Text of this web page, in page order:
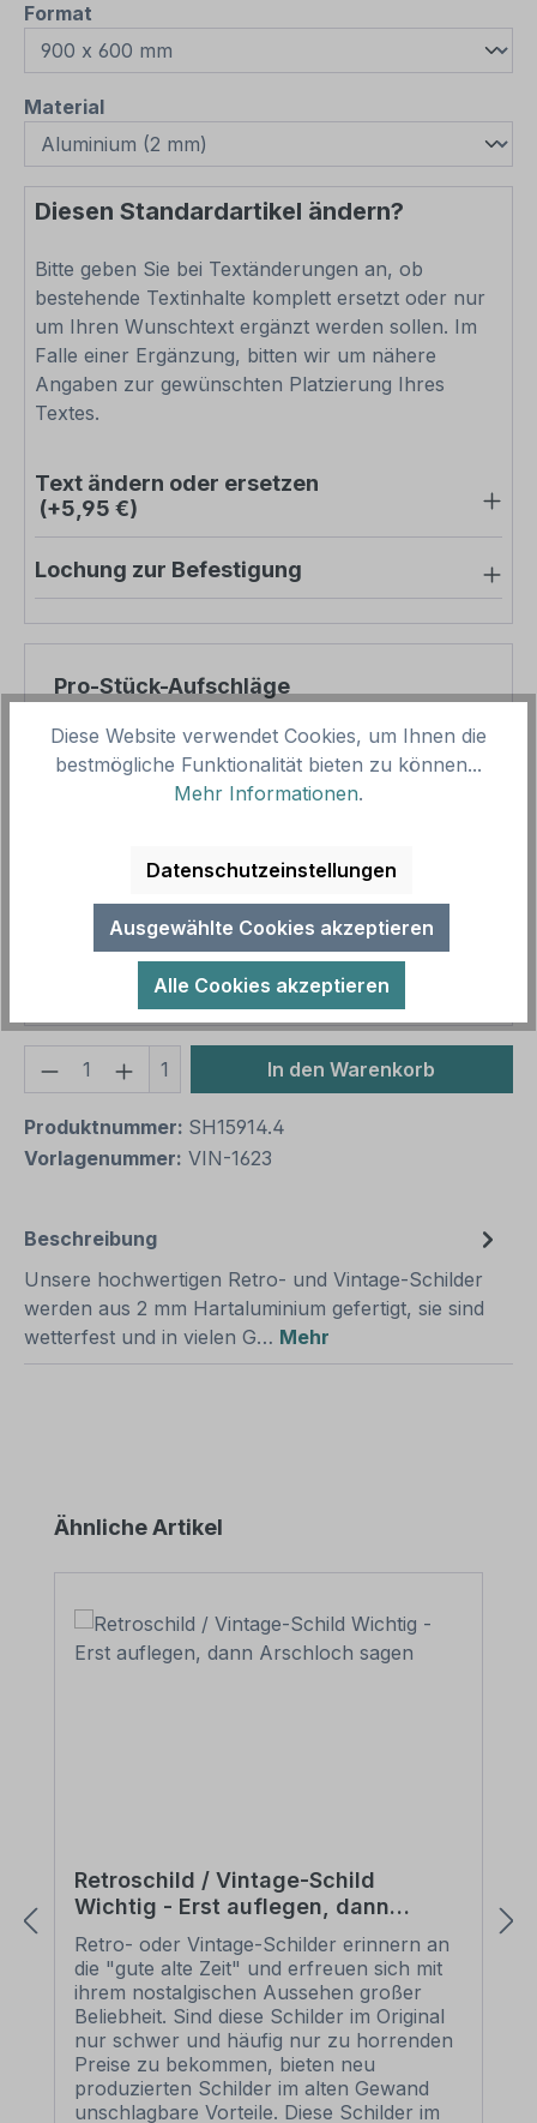
Format
Materialauswählen
Diesen Standardartikel ändern?
Bitte geben Sie bei Textänderungen an, ob
bestehende Textinhalte komplett ersetzt oder nur
um Ihren Wunschtext ergänzt werden sollen. Im
Falle einer Ergänzung, bitten wir um nähere
Angaben zur gewünschten Platzierung Ihres
Textes.
Text ändern oder ersetzen
(+5,95 €)
Lochung zur Befestigung
Pro-Stück-Aufschläge
Produktpreis
93,06 €
Zwischensumme
Gesamtpreis
93,06 €
Preise inkl. MwSt. zzgl. Versandkosten
Aufgrund von Neuberechnungen im Warenkorb sind
abweichende Endpreise möglich.
Produkt Anzahl: Gib den
1 In den Warenkorb
Produktnummer: SH15914.4
Vorlagenummer: VIN-1623
Beschreibung
Unsere hochwertigen Retro- und Vintage-Schilder
werden aus 2 mm Hartaluminium gefertigt, sie sind
wetterfest und in vielen G… Mehr
Produktgalerie überspringen
Ähnliche Artikel
Retroschild / Vintage-Schild
Wichtig - Erst auflegen, dann
Arschloch sagen
Retro- oder Vintage-Schilder erinnern an
die "gute alte Zeit" und erfreuen sich mit
ihrem nostalgischen Aussehen großer
Beliebheit. Sind diese Schilder im Original
nur schwer und häufig nur zu horrenden
Preise zu bekommen, bieten neu
produzierten Schilder im alten Gewand
unschlagbare Vorteile. Diese Schilder im
Diese Website verwendet Cookies, um Ihnen die
bestmögliche Funktionalität bieten zu können...
Mehr Informationen.
Datenschutzeinstellungen
Ausgewählte Cookies akzeptieren
Alle Cookies akzeptieren